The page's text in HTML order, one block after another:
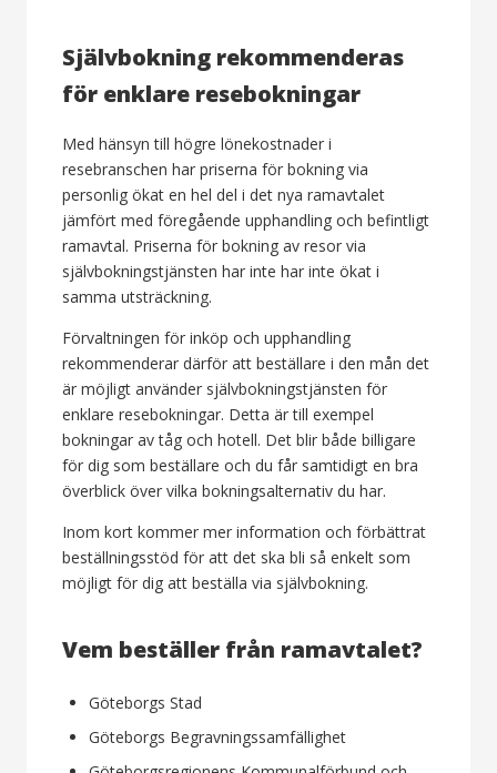
Självbokning rekommenderas
för enklare resebokningar
Med hänsyn till högre lönekostnader i
resebranschen har priserna för bokning via
personlig ökat en hel del i det nya ramavtalet
jämfört med föregående upphandling och befintligt
ramavtal. Priserna för bokning av resor via
självbokningstjänsten har inte har inte ökat i
samma utsträckning.
Förvaltningen för inköp och upphandling
rekommenderar därför att beställare i den mån det
är möjligt använder självbokningstjänsten för
enklare resebokningar. Detta är till exempel
bokningar av tåg och hotell. Det blir både billigare
för dig som beställare och du får samtidigt en bra
överblick över vilka bokningsalternativ du har.
Inom kort kommer mer information och förbättrat
beställningsstöd för att det ska bli så enkelt som
möjligt för dig att beställa via självbokning.
Vem beställer från ramavtalet?
Göteborgs Stad
Göteborgs Begravningssamfällighet